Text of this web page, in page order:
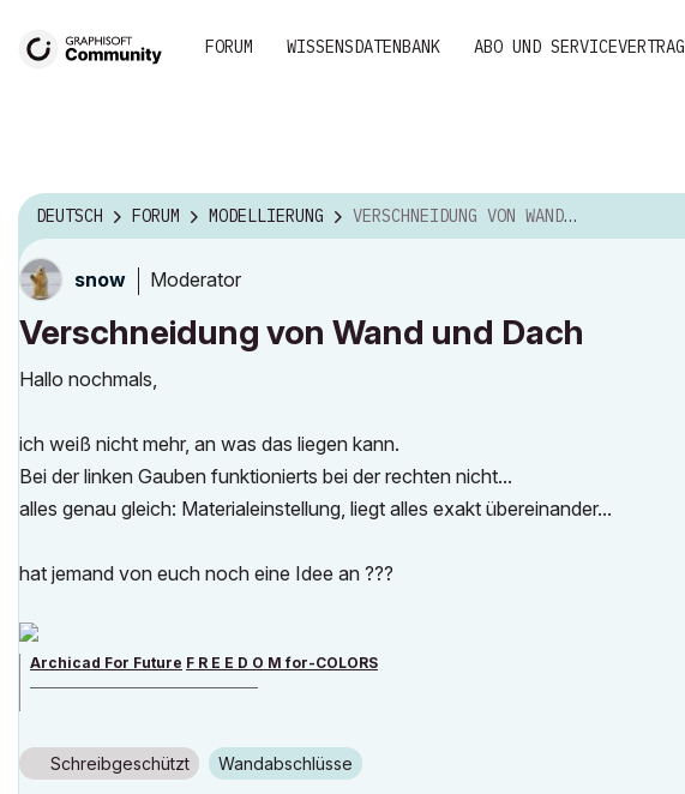
FORUM WISSENSDATENBANK ABO UND SERVICEVERTRAG
DEUTSCH FORUM MODELLIERUNG VERSCHNEIDUNG VON WAND UND DACH
snow Moderator
Verschneidung von Wand und Dach
Hallo nochmals,
ich weiß nicht mehr, an was das liegen kann.
Bei der linken Gauben funktionierts bei der rechten nicht...
alles genau gleich: Materialeinstellung, liegt alles exakt übereinander...
hat jemand von euch noch eine Idee an ???
Archicad For Future F R E E D O M for-COLORS
Schreibgeschützt Wandabschlüsse